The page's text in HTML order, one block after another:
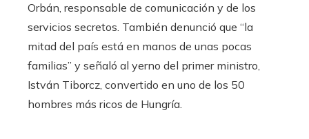
Orbán, responsable de comunicación y de los
servicios secretos. También denunció que “la
mitad del país está en manos de unas pocas
familias” y señaló al yerno del primer ministro,
István Tiborcz, convertido en uno de los 50
hombres más ricos de Hungría.